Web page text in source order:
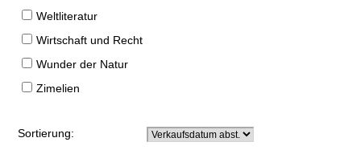
Weltliteratur
Wirtschaft und Recht
Wunder der Natur
Zimelien
Sortierung: